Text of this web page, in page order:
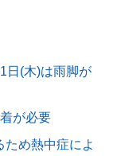
日(木)は雨脚が
が必要
め熱中症によ